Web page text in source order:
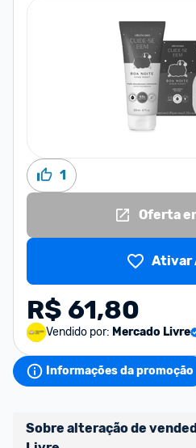
1
Oferta
Ativar
R$ 61,80
Vendido por: Mercado Livre
Informações da promoção
Sobre alteração de